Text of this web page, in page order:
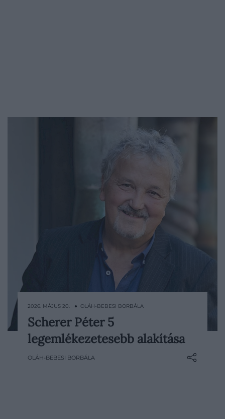
Meghalt Scherer Péter Jászai Mari-díjas
színművész, a magyar színházi és filmes
élet egyik legkarakteresebb alakja. 5
2026. MÁJUS 20. ● OLÁH-BEBESI BORBÁLA
Scherer Péter 5
legemlékezetesebb alakítása
OLÁH-BEBESI BORBÁLA